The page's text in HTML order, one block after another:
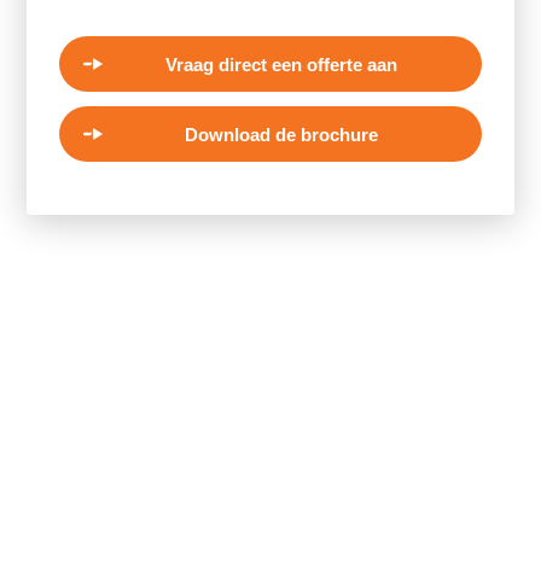
Vraag direct een offerte aan
Download de brochure